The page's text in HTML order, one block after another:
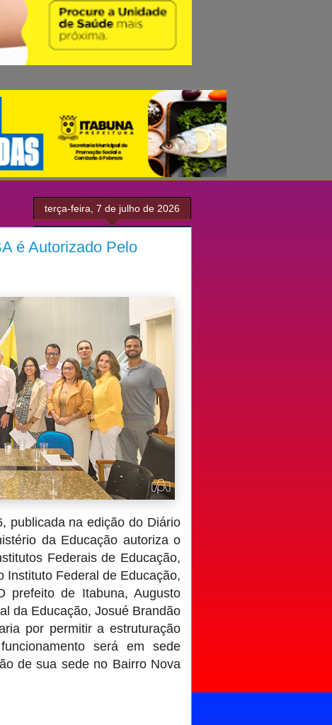
terça-feira, 7 de julho de 2026
é Autorizado Pelo
publicada na edição do Diário
da Educação autoriza o
Federais de Educação,
Instituto Federal de Educação,
prefeito de Itabuna, Augusto
da Educação, Josué Brandão
por permitir a estruturação
será em sede
de sua sede no Bairro Nova